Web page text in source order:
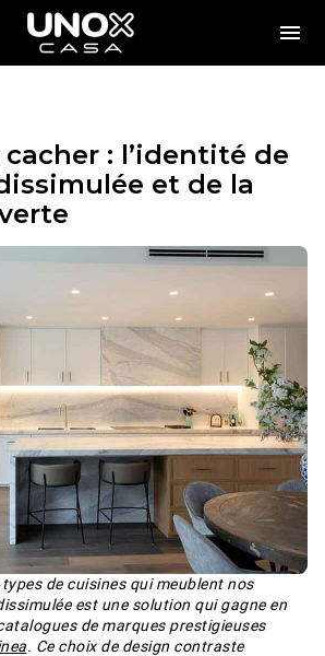
cacher : l’identité de
et de la
de cuisines qui meublent nos
est une solution qui gagne en
de marques prestigieuses
. Ce choix de design contraste